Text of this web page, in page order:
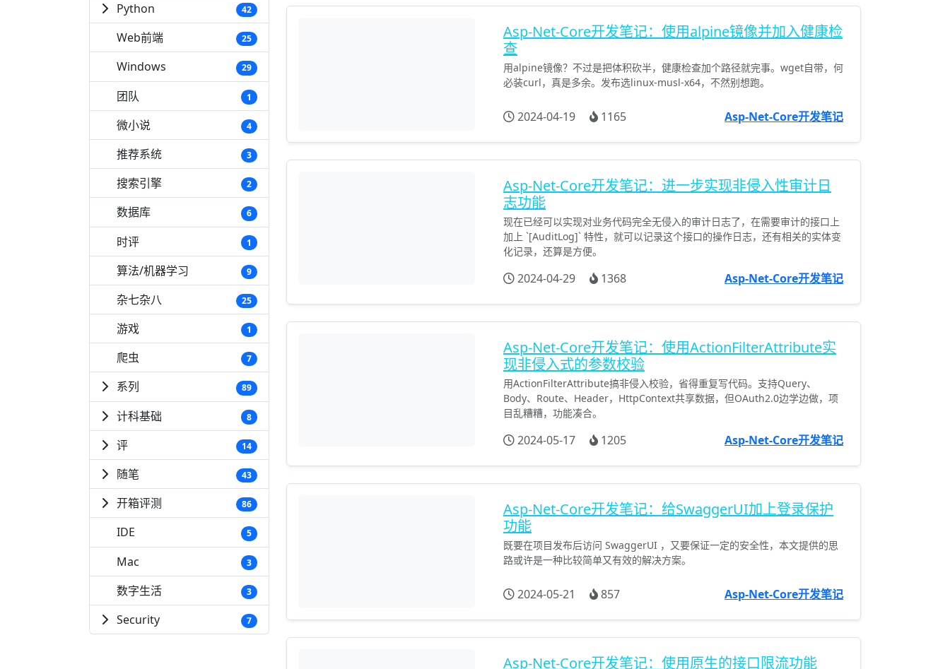
Python 42
Web前端 25
Windows 29
团队 1
微小说 4
推荐系统 3
搜索引擎 2
数据库 6
时评 1
算法/机器学习 9
杂七杂八 25
游戏 1
爬虫 7
系列 89
计科基础 8
评 14
随笔 43
开箱评测 86
IDE 5
Mac 3
数字生活 3
Security 7
Asp-Net-Core开发笔记：使用alpine镜像并加入健康检
查
用alpine镜像？不过是把体积砍半，健康检查加个路径就完事。wget自带，何
必装curl，真是多余。发布选linux-musl-x64，不然别想跑。
2024-04-19 1165 Asp-Net-Core开发笔记
Asp-Net-Core开发笔记：进一步实现非侵入性审计日
志功能
现在已经可以实现对业务代码完全无侵入的审计日志了，在需要审计的接口上
加上 `[AuditLog]` 特性，就可以记录这个接口的操作日志，还有相关的实体变
化记录，还算是方便。
2024-04-29 1368 Asp-Net-Core开发笔记
Asp-Net-Core开发笔记：使用ActionFilterAttribute实
现非侵入式的参数校验
用ActionFilterAttribute搞非侵入校验，省得重复写代码。支持Query、
Body、Route、Header，HttpContext共享数据，但OAuth2.0边学边做，项
目乱糟糟，功能凑合。
2024-05-17 1205 Asp-Net-Core开发笔记
Asp-Net-Core开发笔记：给SwaggerUI加上登录保护
功能
既要在项目发布后访问 SwaggerUI ，又要保证一定的安全性，本文提供的思
路或许是一种比较简单又有效的解决方案。
2024-05-21 857 Asp-Net-Core开发笔记
Asp-Net-Core开发笔记：使用原生的接口限流功能